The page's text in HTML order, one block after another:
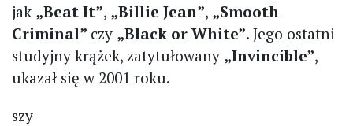
jak „Beat It”, „Billie Jean”, „Smooth
Criminal” czy „Black or White”. Jego ostatni
studyjny krążek, zatytułowany „Invincible”,
ukazał się w 2001 roku.
szy